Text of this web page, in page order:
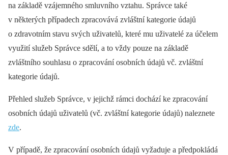
na základě vzájemného smluvního vztahu. Správce také
v některých případech zpracovává zvláštní kategorie údajů
o zdravotním stavu svých uživatelů, které mu uživatelé za účelem
využití služeb Správce sdělí, a to vždy pouze na základě
zvláštního souhlasu o zpracování osobních údajů vč. zvláštní
kategorie údajů.
Přehled služeb Správce, v jejichž rámci dochází ke zpracování
osobních údajů uživatelů (vč. zvláštní kategorie údajů) naleznete
zde.
V případě, že zpracování osobních údajů vyžaduje a předpokládá